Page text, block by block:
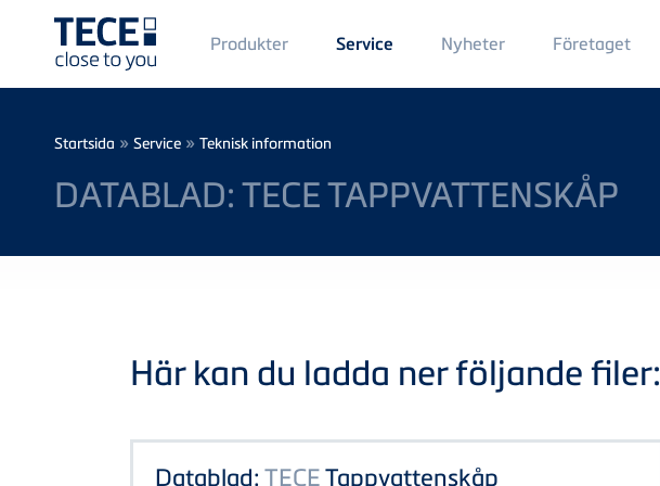
Main
Menü
1
Produkter Service Nyheter Main
Menu
2
Företaget
Breadcrumb
Startsida » Service » Teknisk information
DATABLAD: TECE TAPPVATTENSKÅP
Här kan du ladda ner följande filer:
Datablad: TECETappvattenskåp